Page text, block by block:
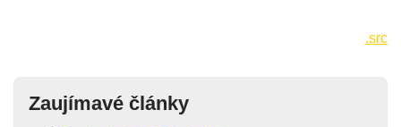
.src
Zaujímavé články